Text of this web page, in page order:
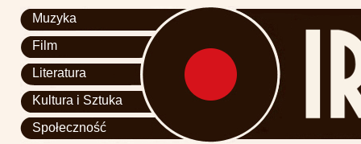
Muzyka
Film
Literatura
Kultura i Sztuka
Społeczność